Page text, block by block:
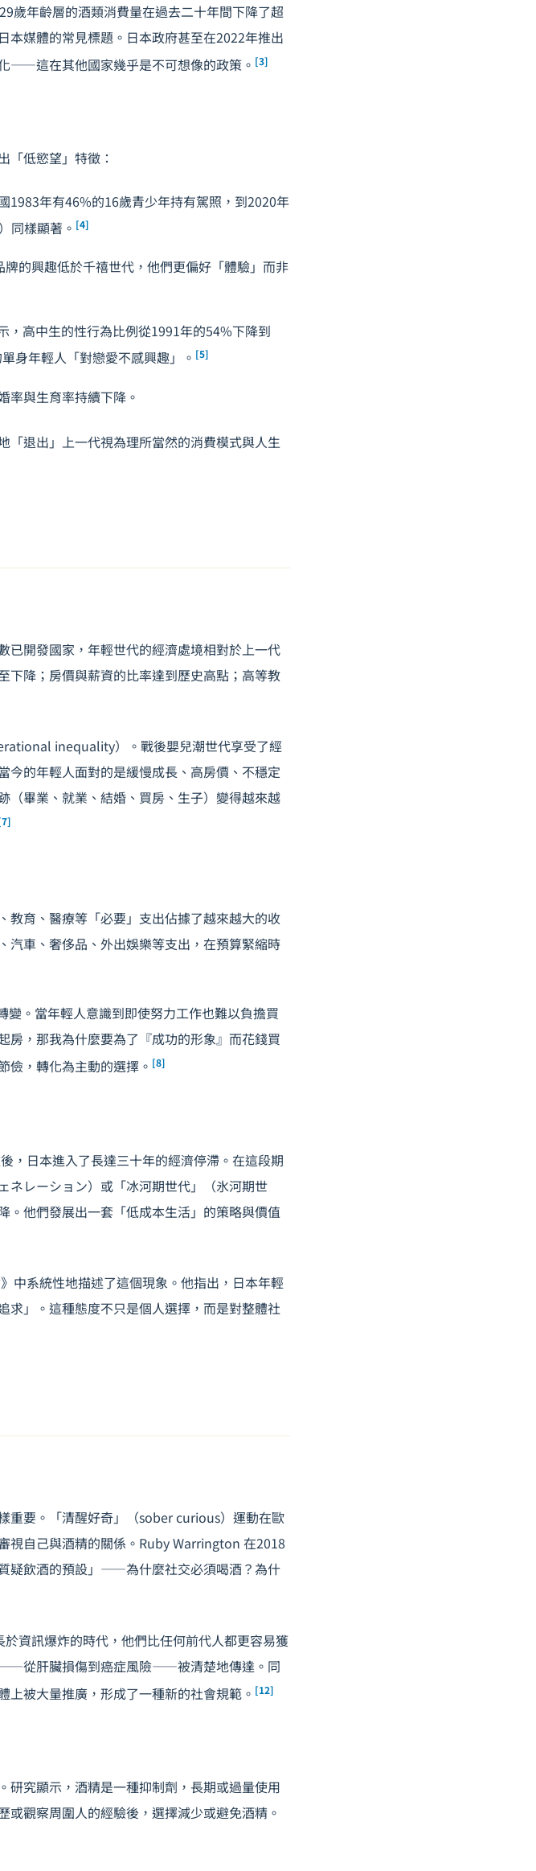
歲年齡層的酒類消費量在過去二十年間下降了超
本媒體的常見標題。日本政府甚至在2022年推出
——這在其他國家幾乎是不可想像的政策。 [3]
「低慾望」特徵：
1983年有46%的16歲青少年持有駕照，到2020年
同樣顯著。 [4]
的興趣低於千禧世代，他們更偏好「體驗」而非
，高中生的性行為比例從1991年的54%下降到
身年輕人「對戀愛不感興趣」。 [5]
率與生育率持續下降。
「退出」上一代視為理所當然的消費模式與人生
已開發國家，年輕世代的經濟處境相對於上一代
降；房價與薪資的比率達到歷史高點； 高等教
inequality）。戰後嬰兒潮世代享受了經
今的年輕人面對的是緩慢成長、高房價、不穩定
畢業、就業、結婚、買房、生子）變得越來越
教育、醫療等「必要」支出佔據了越來越大的收
汽車、奢侈品、外出娛樂等支出，在預算緊縮時
。當年輕人意識到即使努力工作也難以負擔買
房，那我為什麼要為了『成功的形象』而花錢買
儉，轉化為主動的選擇。 [8]
，日本進入了長達三十年的經濟停滯。在這段期
レーション）或「冰河期世代」（氷河期世
他們發展出一套「低成本生活」的策略與價值
中系統性地描述了這個現象。他指出，日本年輕
求」。這種態度不只是個人選擇，而是對整體社
重要。「清醒好奇」（sober curious）運動在歐
視自己與酒精的關係。Ruby Warrington 在2018
疑飲酒的預設」——為什麼社交必須喝酒？為什
資訊爆炸的時代，他們比任何前代人都更容易獲
從肝臟損傷到癌症風險——被清楚地傳達。同
被大量推廣，形成了一種新的社會規範。 [12]
研究顯示，酒精是一種抑制劑，長期或過量使用
觀察周圍人的經驗後，選擇減少或避免酒精。